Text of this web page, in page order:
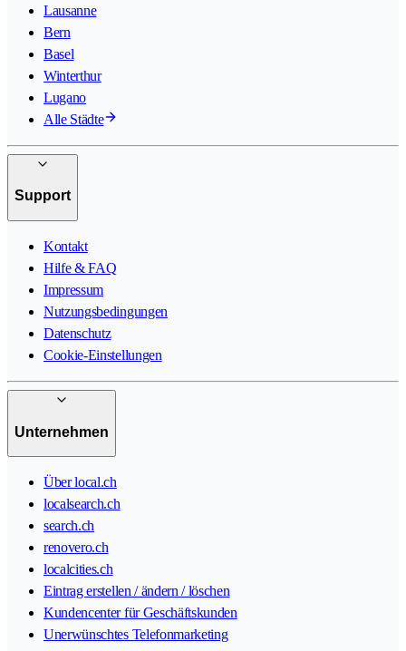
Lausanne
Bern
Basel
Winterthur
Lugano
Alle Städte
Support
Kontakt
Hilfe & FAQ
Impressum
Nutzungsbedingungen
Datenschutz
Cookie-Einstellungen
Unternehmen
Über local.ch
localsearch.ch
search.ch
renovero.ch
localcities.ch
Eintrag erstellen / ändern / löschen
Kundencenter für Geschäftskunden
Unerwünschtes Telefonmarketing